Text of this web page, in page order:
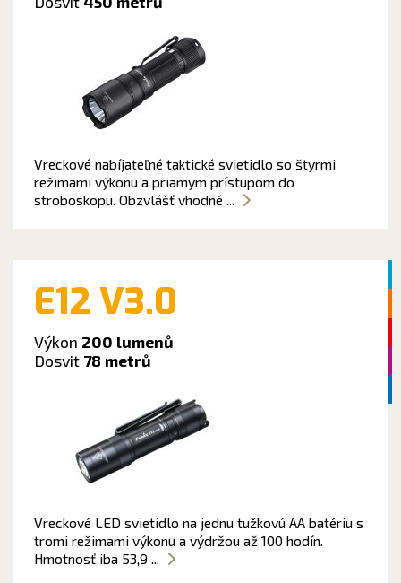
Vreckové nabíjateľné taktické svietidlo so štyrmi
režimami výkonu a priamym prístupom do
stroboskopu. Obzvlášť vhodné ...
E12 V3.0
Výkon 200 lumenů
Dosvit 78 metrů
Vreckové LED svietidlo na jednu tužkovú AA batériu s
tromi režimami výkonu a výdržou až 100 hodín.
Hmotnosť iba 53,9 ...